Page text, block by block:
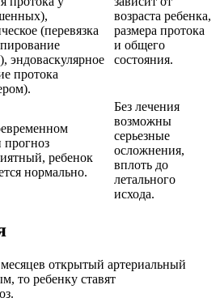
(перевязка
эндоваскулярное
протока
возраста ребенка,
размера протока
и общего
состояния.
прогноз
ребенок
нормально.
Без лечения
возможны
серьезные
осложнения,
вплоть до
летального
исхода.
открытый артериальный
то ребенку ставят